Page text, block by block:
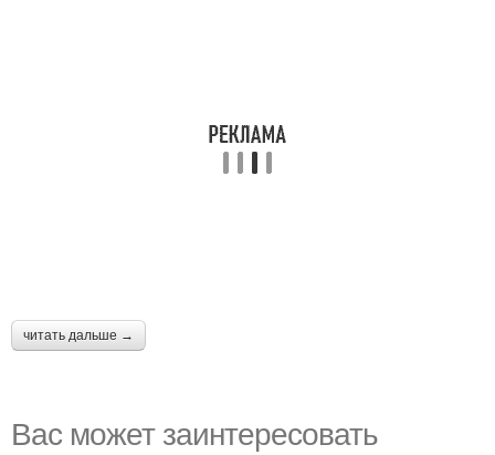
читать дальше →
Вас может заинтересовать